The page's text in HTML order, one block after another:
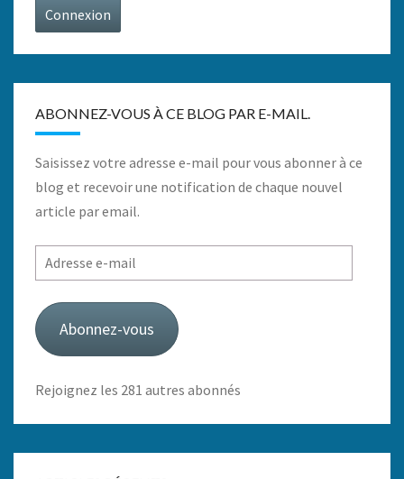
Connexion
ABONNEZ-VOUS À CE BLOG PAR E-MAIL.
Saisissez votre adresse e-mail pour vous abonner à ce
blog et recevoir une notification de chaque nouvel
article par email.
Adresse
e-
mail
Abonnez-vous
Rejoignez les 281 autres abonnés